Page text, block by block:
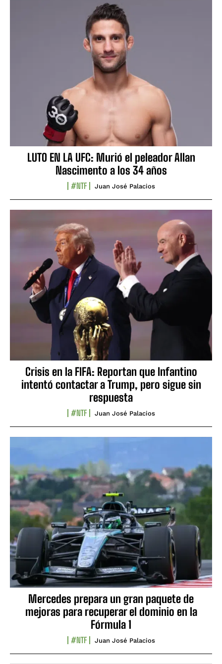
LUTO EN LA UFC: Murió el peleador Allan
Nascimento a los 34 años
#NTF Juan José Palacios
Crisis en la FIFA: Reportan que Infantino
intentó contactar a Trump, pero sigue sin
respuesta
#NTF Juan José Palacios
Mercedes prepara un gran paquete de
mejoras para recuperar el dominio en la
Fórmula 1
#NTF Juan José Palacios